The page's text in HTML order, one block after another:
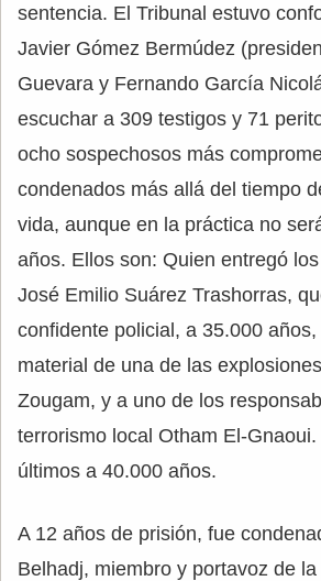
sentencia. El Tribunal estuvo
Javier Gómez Bermúdez
Guevara y Fernando García
escuchar a 309 testigos y 71
ocho sospechosos más
condenados más allá del tiempo
vida, aunque en la práctica no
años. Ellos son: Quien entregó
José Emilio Suárez Trashorras,
confidente policial, a 35.000
material de una de las
Zougam, y a uno de los
terrorismo local Otham El-
últimos a 40.000 años.
A 12 años de prisión, fue
Belhadj, miembro y portavoz de